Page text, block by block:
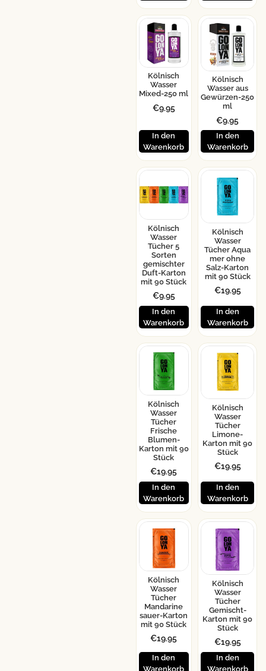
Kölnisch
Wasser
Mixed-250 ml
€9.95
In den
Warenkorb
Kölnisch
Wasser aus
Gewürzen-250
ml
€9.95
In den
Warenkorb
Kölnisch
Wasser
Tücher 5
Sorten
gemischter
Duft-Karton
mit 90 Stück
€9.95
In den
Warenkorb
Kölnisch
Wasser
Tücher Aqua
mer ohne
Salz-Karton
mit 90 Stück
€19.95
In den
Warenkorb
Kölnisch
Wasser
Tücher
Frische
Blumen-
Karton mit 90
Stück
€19.95
In den
Warenkorb
Kölnisch
Wasser
Tücher
Limone-
Karton mit 90
Stück
€19.95
In den
Warenkorb
Kölnisch
Wasser
Tücher
Mandarine
sauer-Karton
mit 90 Stück
€19.95
In den
Warenkorb
Kölnisch
Wasser
Tücher
Gemischt-
Karton mit 90
Stück
€19.95
In den
Warenkorb